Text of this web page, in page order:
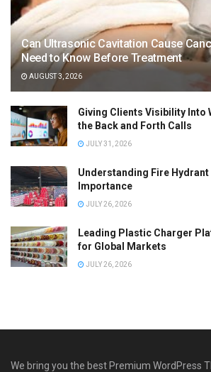
Can Ultrasonic Cavitation Cause
Need to Know Before Treatment
AUGUST 3, 2026
Giving Clients Visibility Into
the Back and Forth Calls
JULY 31, 2026
Understanding Fire
Importance
JULY 26, 2026
Leading Plastic Charger
for Global Markets
JULY 26, 2026
We bring you the best Premium WordPress